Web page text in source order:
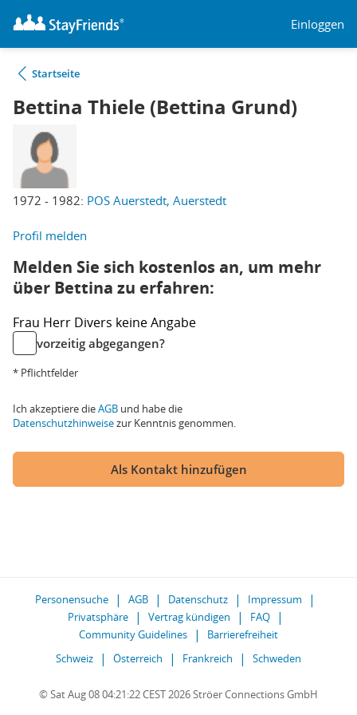
Einloggen
Startseite
Bettina Thiele (Bettina Grund)
1972 - 1982: POS Auerstedt, Auerstedt
Profil melden
Melden Sie sich kostenlos an, um mehr
über Bettina zu erfahren:
Frau Herr Divers keine Angabe
vorzeitig abgegangen?
* Pflichtfelder
Ich akzeptiere dieAGB und habe die
Datenschutzhinweisezur Kenntnis genommen.
Als Kontakt hinzufügen
Personensuche AGB Datenschutz
Impressum
Privatsphäre
Vertrag kündigen
FAQ
Community Guidelines
Barrierefreiheit
Schweiz
Österreich Frankreich Schweden
© Sat Aug 08 04:21:22 CEST 2026 Ströer Connections GmbH